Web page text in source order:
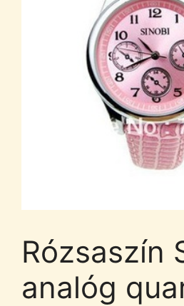
Rózsaszín
analóg